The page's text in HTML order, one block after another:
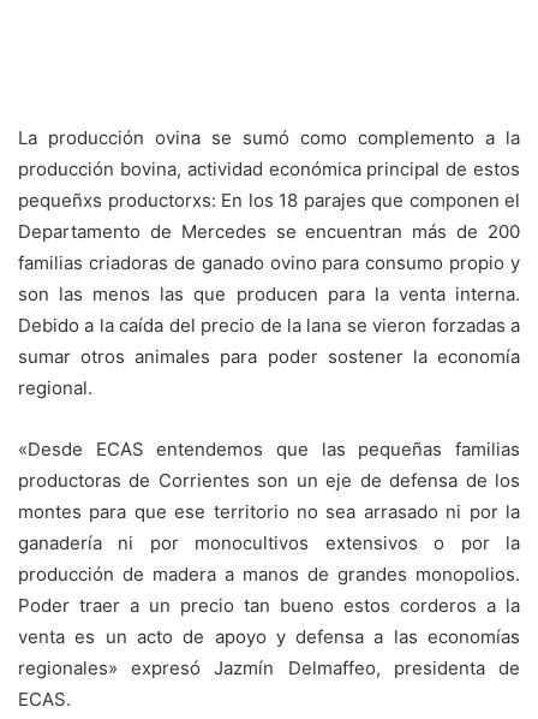
La producción ovina se sumó como complemento a la
producción bovina, actividad económica principal de estos
pequeñxs productorxs: En los 18 parajes que componen el
Departamento de Mercedes se encuentran más de 200
familias criadoras de ganado ovino para consumo propio y
son las menos las que producen para la venta interna.
Debido a la caída del precio de la lana se vieron forzadas a
sumar otros animales para poder sostener la economía
regional.
«Desde ECAS entendemos que las pequeñas familias
productoras de Corrientes son un eje de defensa de los
montes para que ese territorio no sea arrasado ni por la
ganadería ni por monocultivos extensivos o por la
producción de madera a manos de grandes monopolios.
Poder traer a un precio tan bueno estos corderos a la
venta es un acto de apoyo y defensa a las economías
regionales» expresó Jazmín Delmaffeo, presidenta de
ECAS.